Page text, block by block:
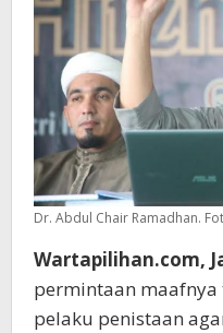
Dr. Abdul Chair Ramadhan.
Wartapilihan.com,
permintaan maafnya
pelaku penistaan